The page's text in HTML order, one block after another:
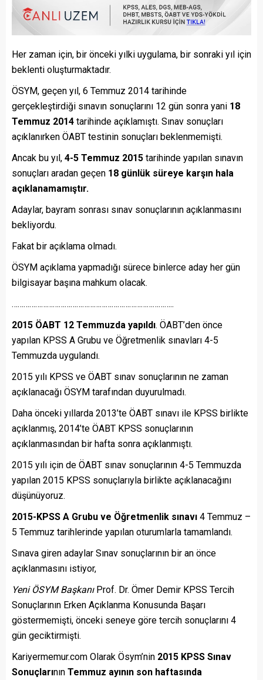
Her zaman için, bir önceki yılki uygulama, bir sonraki yıl için
beklenti oluşturmaktadır.
ÖSYM, geçen yıl, 6 Temmuz 2014 tarihinde
gerçekleştirdiği sınavın sonuçlarını 12 gün sonra yani 18
Temmuz 2014 tarihinde açıklamıştı. Sınav sonuçları
açıklanırken ÖABT testinin sonuçları beklenmemişti.
Ancak bu yıl, 4-5 Temmuz 2015 tarihinde yapılan sınavın
sonuçları aradan geçen 18 günlük süreye karşın hala
açıklanamamıştır.
Adaylar, bayram sonrası sınav sonuçlarının açıklanmasını
bekliyordu.
Fakat bir açıklama olmadı.
ÖSYM açıklama yapmadığı sürece binlerce aday her gün
bilgisayar başına mahkum olacak.
………………………………………………………………………..
2015 ÖABT 12 Temmuzda yapıldı. ÖABT’den önce
yapılan KPSS A Grubu ve Öğretmenlik sınavları 4-5
Temmuzda uygulandı.
2015 yılı KPSS ve ÖABT sınav sonuçlarının ne zaman
açıklanacağı ÖSYM tarafından duyurulmadı.
Daha önceki yıllarda 2013’te ÖABT sınavı ile KPSS birlikte
açıklanmış, 2014’te ÖABT KPSS sonuçlarının
açıklanmasından bir hafta sonra açıklanmıştı.
2015 yılı için de ÖABT sınav sonuçlarının 4-5 Temmuzda
yapılan 2015 KPSS sonuçlarıyla birlikte açıklanacağını
düşünüyoruz.
2015-KPSS A Grubu ve Öğretmenlik sınavı 4 Temmuz –
5 Temmuz tarihlerinde yapılan oturumlarla tamamlandı.
Sınava giren adaylar Sınav sonuçlarının bir an önce
açıklanmasını istiyor,
Yeni ÖSYM BaşkanıProf. Dr. Ömer Demir KPSS Tercih
Sonuçlarının Erken Açıklanma Konusunda Başarı
göstermemişti, önceki seneye göre tercih sonuçlarını 4
gün geciktirmişti.
Kariyermemur.com Olarak Ösym’nin 2015 KPSS Sınav
Sonuçlarının Temmuz ayının son haftasında